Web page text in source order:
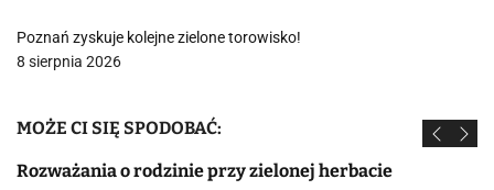
Poznań zyskuje kolejne zielone torowisko!
8 sierpnia 2026
MOŻE CI SIĘ SPODOBAĆ:
Rozważania o rodzinie przy zielonej herbacie